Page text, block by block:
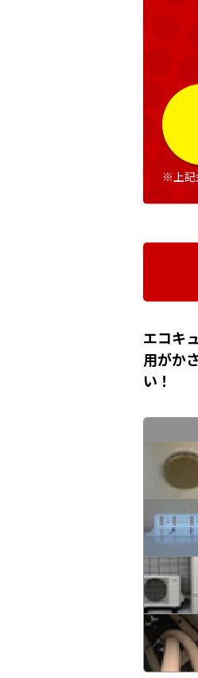
※上記
エコキ
用がか
い！